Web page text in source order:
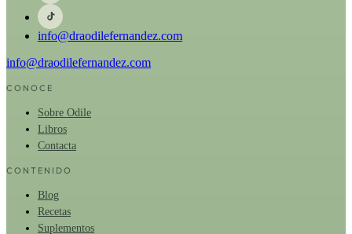
info@draodilefernandez.com
info@draodilefernandez.com
CONOCE
Sobre Odile
Libros
Contacta
CONTENIDO
Blog
Recetas
Suplementos